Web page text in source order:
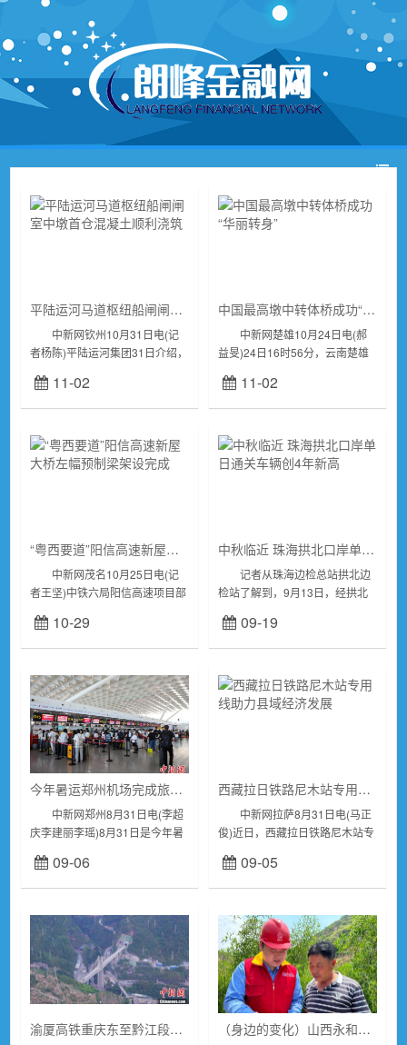
平陆运河马道枢纽船闸闸室中墩首仓混凝土顺利浇筑
中新网钦州10月31日电(记
者杨陈)平陆运河集团31日介绍，
首仓混凝土日前顺利浇筑，标志
着马道枢纽船闸主体建设所涉及
11-02
中国最高墩中转体桥成功“华丽转身”
中新网楚雄10月24日电(郝
益旻)24日16时56分，云南楚雄
高速”)主线大谷堆大桥正式启动
转体作业，79分钟后大桥墩中转
11-02
“粤西要道”阳信高速新屋大桥左幅预制梁架设完成
中新网茂名10月25日电(记
者王坚)中铁六局阳信高速项目部
界)高速公路8标段新屋大桥左幅
预制梁已顺利架设完成，标志着
10-29
中秋临近 珠海拱北口岸单日通关车辆创4年新高
记者从珠海边检总站拱北边
检站了解到，9月13日，经拱北
9200余辆次，创下近4年来单日
通关车辆最高纪录，截至目前，
09-19
今年暑运郑州机场完成旅客吞吐量近550万人次
中新网郑州8月31日电(李超
庆李建丽李瑶)8月31日是今年暑
两个月的暑运期间，郑州新郑国
际机场(以下简称“郑州机场”)，
09-06
西藏拉日铁路尼木站专用线助力县域经济发展
中新网拉萨8月31日电(马正
俊)近日，西藏拉日铁路尼木站专
材的列车抵达尼木站，货场值班
员周振斌在现场盯控卸车作业。
09-05
渝厦高铁重庆东至黔江段桥、隧贯通 （身边的变化）山西永和：电力赋能乡村振兴 小村庄实现大变化